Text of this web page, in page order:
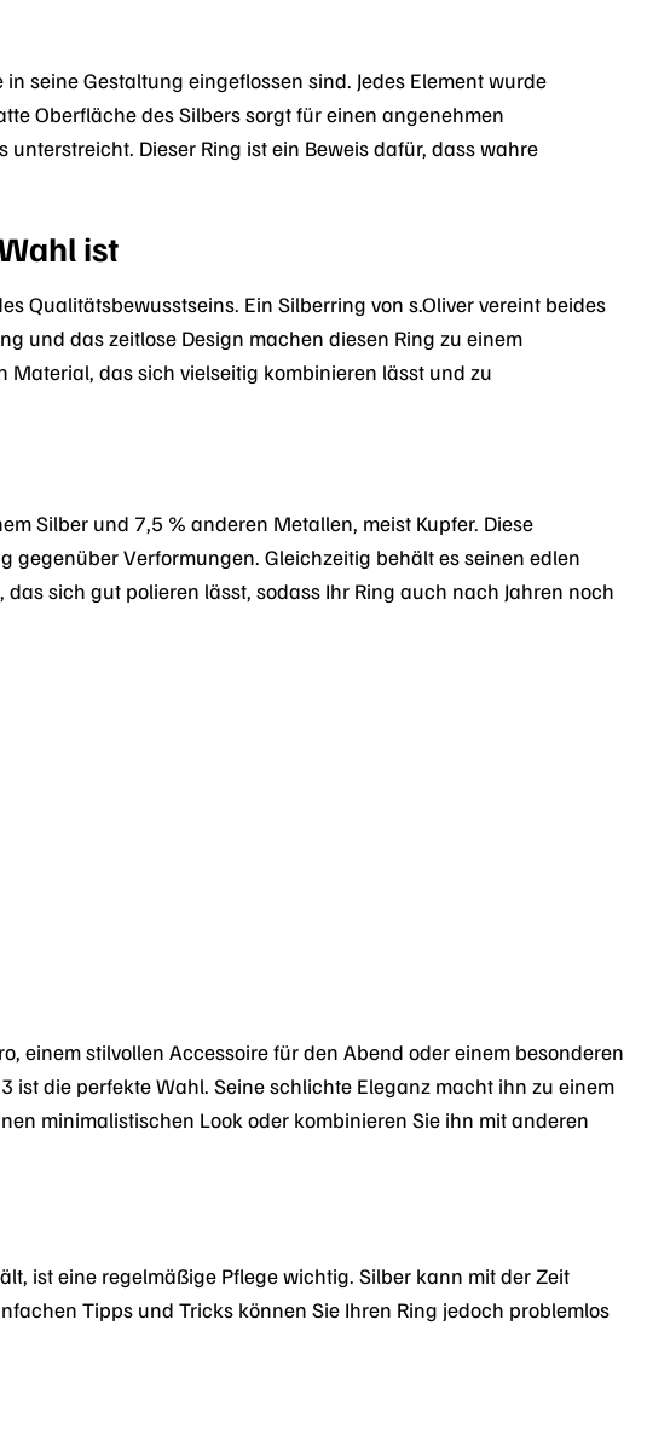
seine Gestaltung eingeflossen sind. Jedes Element wurde
Oberfläche des Silbers sorgt für einen angenehmen
Dieser Ring ist ein Beweis dafür, dass wahre
ist
Qualitätsbewusstseins. Ein Silberring von s.Oliver vereint beides
und das zeitlose Design machen diesen Ring zu einem
Material, das sich vielseitig kombinieren lässt und zu
Silber und 7,5 % anderen Metallen, meist Kupfer. Diese
Verformungen. Gleichzeitig behält es seinen edlen
sich gut polieren lässt, sodass Ihr Ring auch nach Jahren noch
einem stilvollen Accessoire für den Abend oder einem besonderen
die perfekte Wahl. Seine schlichte Eleganz macht ihn zu einem
minimalistischen Look oder kombinieren Sie ihn mit anderen
ist eine regelmäßige Pflege wichtig. Silber kann mit der Zeit
Tipps und Tricks können Sie Ihren Ring jedoch problemlos